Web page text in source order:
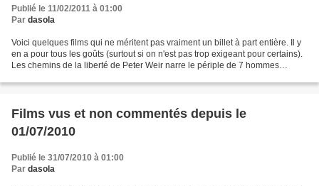
Publié le 11/02/2011 à 01:00
Par dasola
Voici quelques films qui ne méritent pas vraiment un billet à part entière. Il y
en a pour tous les goûts (surtout si on n'est pas trop exigeant pour certains).
Les chemins de la liberté de Peter Weir narre le périple de 7 hommes
Films vus et non commentés depuis le
01/07/2010
Publié le 31/07/2010 à 01:00
Par dasola